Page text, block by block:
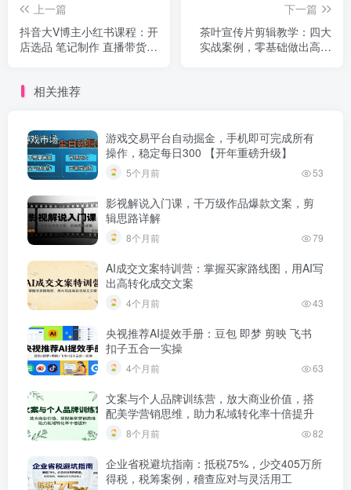
上一篇
抖音大V博主小红书课程：开
店选品 笔记制作 直播带货全
下一篇
茶叶宣传片剪辑教学：四大
实战案例，零基础做出高级
相关推荐
游戏交易平台自动掘金，手机即可完成所有
操作，稳定每日300 【开年重磅升级】
5个月前 53
影视解说入门课，千万级作品爆款文案，剪
辑思路详解
8个月前 79
AI成交文案特训营：掌握买家路线图，用AI写
出高转化成交文案
4个月前 43
央视推荐AI提效手册：豆包 即梦 剪映 飞书
扣子五合一实操
4个月前 63
文案与个人品牌训练营，放大商业价值，搭
配美学营销思维，助力私域转化率十倍提升
8个月前 82
企业省税避坑指南：抵税75%，少交405万所
得税，税筹案例，稽查应对与灵活用工